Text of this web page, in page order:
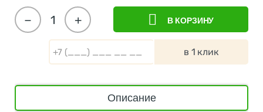
+
− В КОРЗИНУ
в 1 клик
Описание